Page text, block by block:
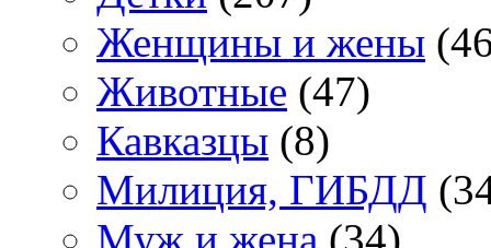
Женщины и жены
Животные (47)
Кавказцы (8)
Милиция, ГИБДД
Муж и жена (34)